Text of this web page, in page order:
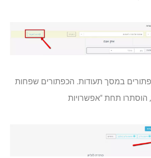
במסך תעודות. הכפתורים שפחות
הוסתרו תחת "אפשרויות